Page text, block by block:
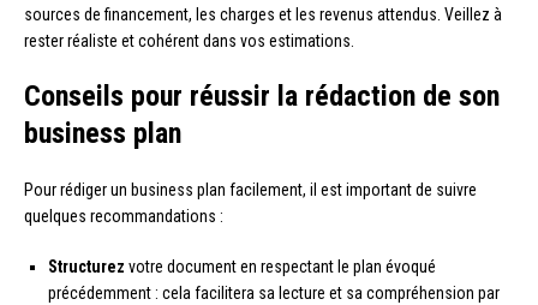
sources de financement, les charges et les revenus attendus. Veillez à
rester réaliste et cohérent dans vos estimations.
Conseils pour réussir la rédaction de son
business plan
Pour rédiger un business plan facilement, il est important de suivre
quelques recommandations :
Structurez votre document en respectant le plan évoqué
précédemment : cela facilitera sa lecture et sa compréhension par